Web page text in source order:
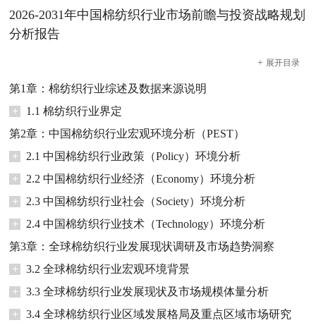
2026-2031年中国棉纺织行业市场前瞻与投资战略规划
分析报告
+ 展开目录
第1章：棉纺织行业综述及数据来源说明
+
1.1 棉纺织行业界定
第2章：中国棉纺织行业宏观环境分析（PEST）
+
2.1 中国棉纺织行业政策（Policy）环境分析
+
2.2 中国棉纺织行业经济（Economy）环境分析
+
2.3 中国棉纺织行业社会（Society）环境分析
+
2.4 中国棉纺织行业技术（Technology）环境分析
第3章：全球棉纺织行业发展现状调研及市场趋势洞察
+
3.2 全球棉纺织行业宏观环境背景
+
3.3 全球棉纺织行业发展现状及市场规模体量分析
+
3.4 全球棉纺织行业区域发展格局及重点区域市场研究